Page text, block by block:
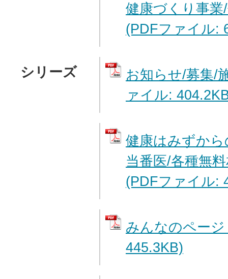
健康づくり事業
(PDFファイル:
シリーズ
お知らせ/募集/
ァイル:
健康はみずか
当番医/各種無
(PDFファイル:
みんなのペー
445.3KB)